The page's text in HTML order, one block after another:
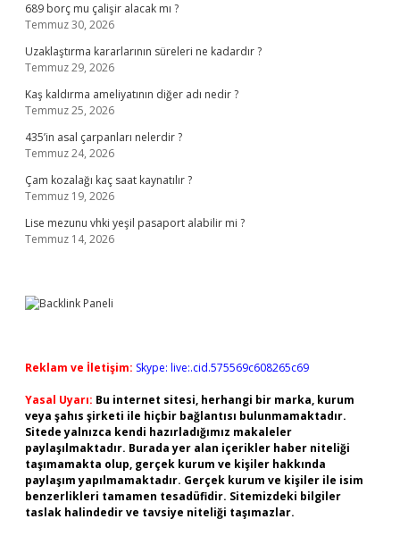
689 borç mu çalişir alacak mı ?
Temmuz 30, 2026
Uzaklaştırma kararlarının süreleri ne kadardır ?
Temmuz 29, 2026
Kaş kaldırma ameliyatının diğer adı nedir ?
Temmuz 25, 2026
435’in asal çarpanları nelerdir ?
Temmuz 24, 2026
Çam kozalağı kaç saat kaynatılır ?
Temmuz 19, 2026
Lise mezunu vhki yeşil pasaport alabilir mi ?
Temmuz 14, 2026
Reklam ve İletişim: Skype: live:.cid.575569c608265c69
Yasal Uyarı: Bu internet sitesi, herhangi bir marka, kurum
veya şahıs şirketi ile hiçbir bağlantısı bulunmamaktadır.
Sitede yalnızca kendi hazırladığımız makaleler
paylaşılmaktadır. Burada yer alan içerikler haber niteliği
taşımamakta olup, gerçek kurum ve kişiler hakkında
paylaşım yapılmamaktadır. Gerçek kurum ve kişiler ile isim
benzerlikleri tamamen tesadüfidir. Sitemizdeki bilgiler
taslak halindedir ve tavsiye niteliği taşımazlar.